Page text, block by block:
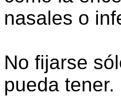
nasales o
No fijarse
pueda tener.